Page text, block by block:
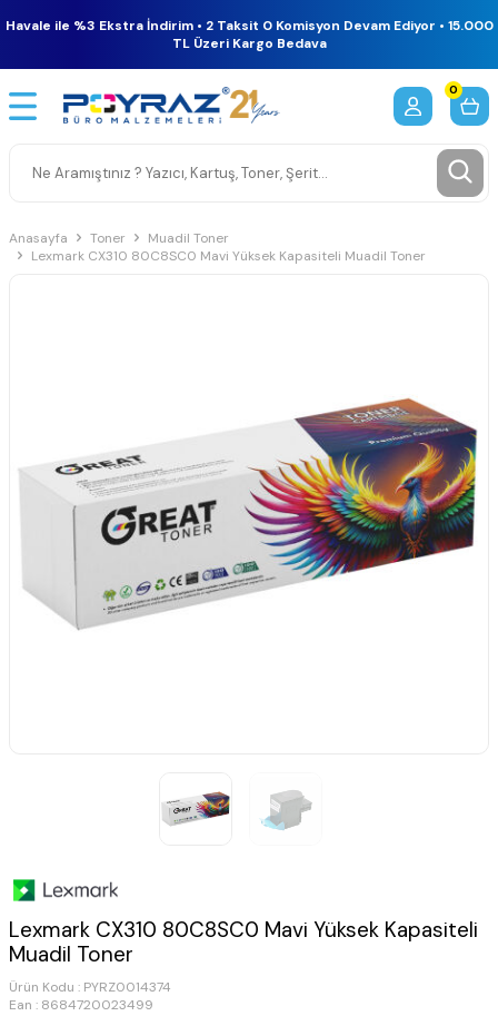
Havale ile %3 Ekstra İndirim • 2 Taksit 0 Komisyon Devam Ediyor • 15.000
TL Üzeri Kargo Bedava
0
Anasayfa Toner
Muadil Toner
Lexmark CX310 80C8SC0 Mavi Yüksek Kapasiteli Muadil Toner
Lexmark CX310 80C8SC0 Mavi Yüksek Kapasiteli
Muadil Toner
Ürün Kodu : PYRZ0014374
Ean : 8684720023499